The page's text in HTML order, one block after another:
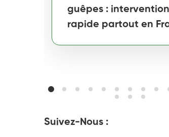
guêpes : intervention
rapide partout en
Suivez-Nous :